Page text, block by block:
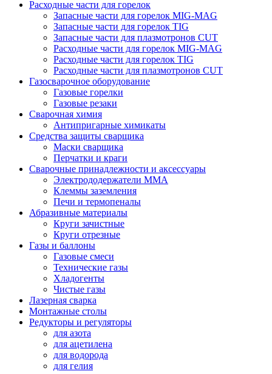
Расходные части для горелок
Запасные части для горелок MIG-MAG
Запасные части для горелок TIG
Запасные части для плазмотронов CUT
Расходные части для горелок MIG-MAG
Расходные части для горелок TIG
Расходные части для плазмотронов CUT
Газосварочное оборудование
Газовые горелки
Газовые резаки
Сварочная химия
Антипригарные химикаты
Средства защиты сварщика
Маски сварщика
Перчатки и краги
Сварочные принадлежности и аксессуары
Электрододержатели MMA
Клеммы заземления
Печи и термопеналы
Абразивные материалы
Круги зачистные
Круги отрезные
Газы и баллоны
Газовые смеси
Технические газы
Хладогенты
Чистые газы
Лазерная сварка
Монтажные столы
Редукторы и регуляторы
для азота
для ацетилена
для водорода
для гелия